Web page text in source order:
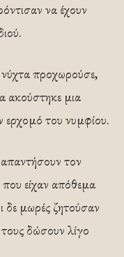
να έχουν
νύχτα προχωρούσε,
ακούστηκε μια
ερχομό του νυμφίου.
τον
είχαν απόθεμα
δε μωρές ζητούσαν
δώσουν λίγο